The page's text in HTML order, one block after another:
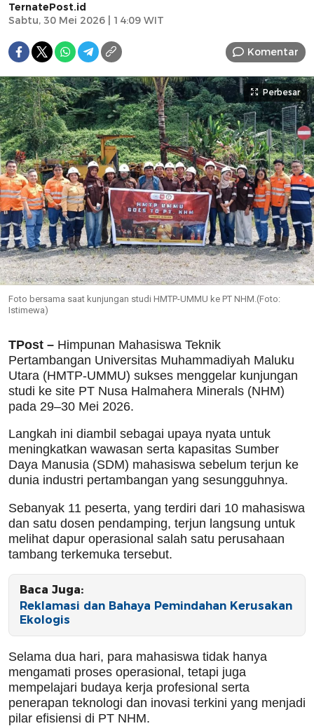
TernatePost.id
Sabtu, 30 Mei 2026 | 14:09 WIT
Komentar
Perbesar
Foto bersama saat kunjungan studi HMTP-UMMU ke PT NHM.(Foto:
Istimewa)
TPost – Himpunan Mahasiswa Teknik
Pertambangan Universitas Muhammadiyah Maluku
Utara (HMTP-UMMU) sukses menggelar kunjungan
studi ke site PT Nusa Halmahera Minerals (NHM)
pada 29–30 Mei 2026.
Langkah ini diambil sebagai upaya nyata untuk
meningkatkan wawasan serta kapasitas Sumber
Daya Manusia (SDM) mahasiswa sebelum terjun ke
dunia industri pertambangan yang sesungguhnya.
Sebanyak 11 peserta, yang terdiri dari 10 mahasiswa
dan satu dosen pendamping, terjun langsung untuk
melihat dapur operasional salah satu perusahaan
tambang terkemuka tersebut.
Baca Juga:
Reklamasi dan Bahaya Pemindahan Kerusakan
Ekologis
Selama dua hari, para mahasiswa tidak hanya
mengamati proses operasional, tetapi juga
mempelajari budaya kerja profesional serta
penerapan teknologi dan inovasi terkini yang menjadi
pilar efisiensi di PT NHM.